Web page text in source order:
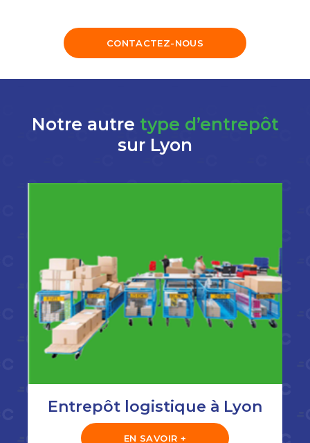
CONTACTEZ-NOUS
Notre autre type d’entrepôt
sur Lyon
Entrepôt logistique à Lyon
EN SAVOIR +